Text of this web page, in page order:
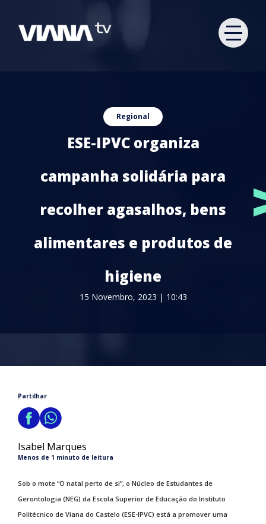
Regional
ESE-IPVC organiza
campanha solidária para
recolher agasalhos, bens
alimentares e produtos de
higiene
15 Novembro, 2023 | 10:43
Partilhar
Isabel Marques
Menos de 1 minuto de leitura
Sob o mote “O natal perto de si”, o Núcleo de Estudantes de
Gerontologia (NEG) da Escola Superior de Educação do Instituto
Politécnico de Viana do Castelo (ESE-IPVC) está a promover uma